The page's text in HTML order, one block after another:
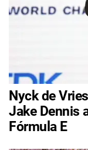
Nyck de
Jake Dennis
Fórmula E